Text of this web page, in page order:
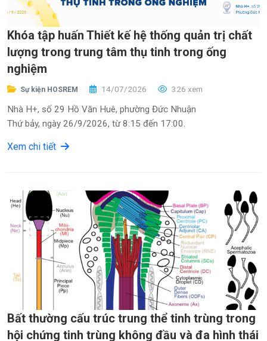
Khóa tập huấn Thiết kế hệ thống quản trị chất
lượng trong trung tâm thụ tinh trong ống
nghiệm
Sự kiện HOSREM 14/07/2026 326 xem
Nhà H+, số 29 Hồ Văn Huê, phường Đức Nhuận
Thứ bảy, ngày 26/9/2026, từ 8:15 đến 17:00.
Xem chi tiết
Bất thường cấu trúc trung thể tinh trùng trong
hội chứng tinh trùng không đầu và đa hình thái